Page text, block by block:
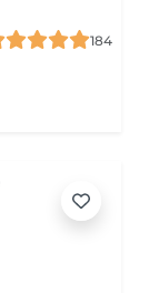
184